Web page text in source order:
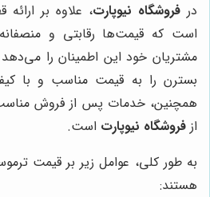
در فروشگاه نیوپارت، علاوه بر
است که قیمت‌ها رقابتی و
مشتریان خود این اطمینان را
بسترن را به قیمت مناسب و با
همچنین، خدمات پس از فروش مناسب
از فروشگاه نیوپارت است.
هستند: